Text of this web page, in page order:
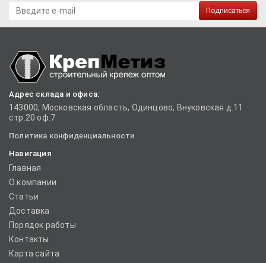
Подписаться
Адрес склада и офиса:
143000, Московская область, Одинцово, Внуковская д.11
стр.20 оф.7
Политика конфиденциальности
Навигация
Главная
О компании
Статьи
Доставка
Порядок работы
Контакты
Карта сайта